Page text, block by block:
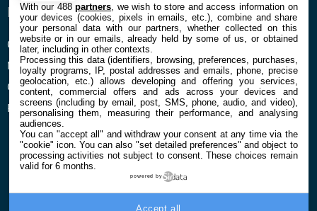
ENTREPRISE
Qui sommes nous
Mentions légales et CGU
Confidentialité et Cookies
Préférences cookies
À PROPOS
La rédaction
Contact
With our 488partners , we wish to store and access information on
your devices (cookies, pixels in emails, etc.), combine and share
your personal data with our partners, whether collected on this
website or in our emails, already held by some of us, or obtained
later, including in other contexts.
Processing this data (identifiers, browsing, preferences, purchases,
loyalty programs, IP, postal addresses and emails, phone, precise
geolocation, etc.) allows developing and offering you services,
content, commercial offers and ads across your devices and
screens (including by email, post, SMS, phone, audio, and video),
personalising them, measuring their performance, and analysing
audiences.
You can "accept all" and withdraw your consent at any time via the
"cookie" icon. You can also "set detailed preferences" and object to
processing activities not subject to consent. These choices remain
valid for 6 months.
powered by
Accept all